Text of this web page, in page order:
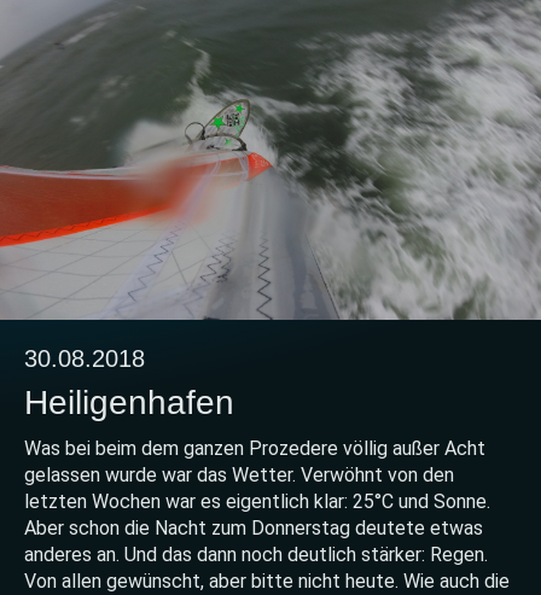
30.08.2018
Heiligenhafen
Was bei beim dem ganzen Prozedere völlig außer Acht
gelassen wurde war das Wetter. Verwöhnt von den
letzten Wochen war es eigentlich klar: 25°C und Sonne.
Aber schon die Nacht zum Donnerstag deutete etwas
anderes an. Und das dann noch deutlich stärker: Regen.
Von allen gewünscht, aber bitte nicht heute. Wie auch die